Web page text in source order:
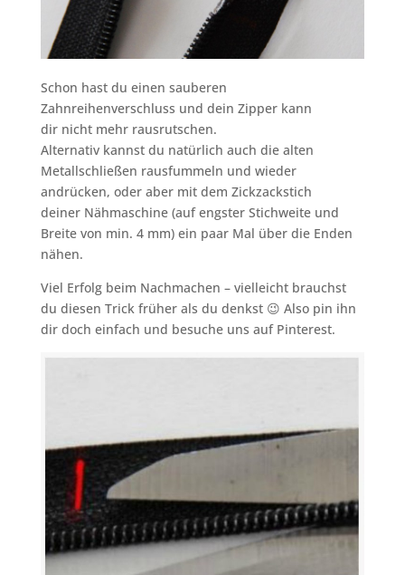
Schon hast du einen sauberen
Zahnreihenverschluss und dein Zipper kann
dir nicht mehr rausrutschen.
Alternativ kannst du natürlich auch die alten
Metallschließen rausfummeln und wieder
andrücken, oder aber mit dem Zickzackstich
deiner Nähmaschine (auf engster Stichweite und
Breite von min. 4 mm) ein paar Mal über die Enden
nähen.
Viel Erfolg beim Nachmachen – vielleicht brauchst
du diesen Trick früher als du denkst 😉 Also pin ihn
dir doch einfach und besuche uns auf Pinterest.